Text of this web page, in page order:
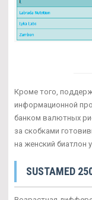
Кроме того,
информационной
банком валютных
за скобками
на женский биатлон
SUSTAMED